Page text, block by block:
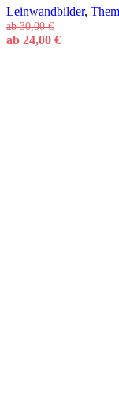
Leinwandbilder,
ab30,00€
ab 24,00 €